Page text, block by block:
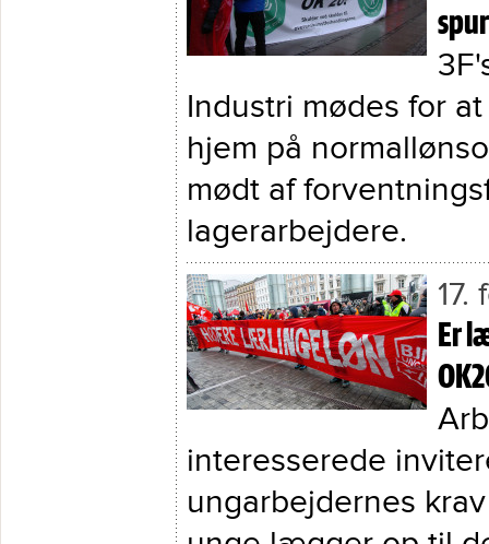
Industri mødes for
hjem på
mødt af
lagerarbejdere.
Er
interesserede
ungarbejdernes